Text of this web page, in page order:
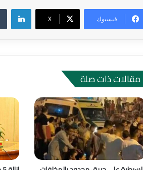
فيسبوك ‫X
لينكدإن
مقالات ذات صلة